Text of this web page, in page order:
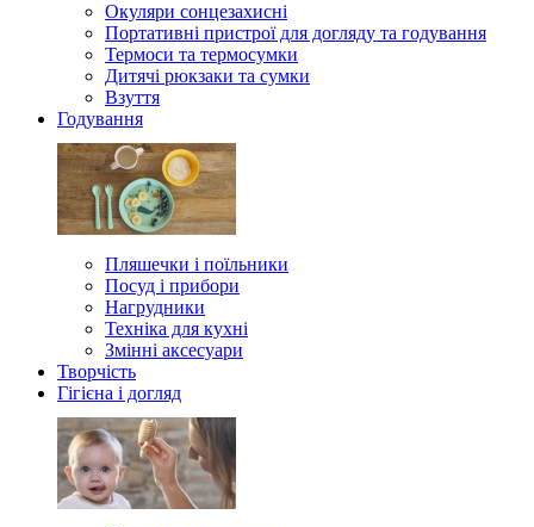
Окуляри сонцезахисні
Портативні пристрої для догляду та годування
Термоси та термосумки
Дитячі рюкзаки та сумки
Взуття
Годування
Пляшечки і поїльники
Посуд і прибори
Нагрудники
Техніка для кухні
Змінні аксесуари
Творчість
Гігієна і догляд